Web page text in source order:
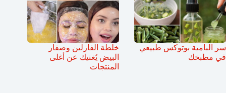
سر البامية بوتوكس طبيعي
في مطبخك
خلطة الفازلين وصفار
البيض يُغنيك عن أغلى
المنتجات